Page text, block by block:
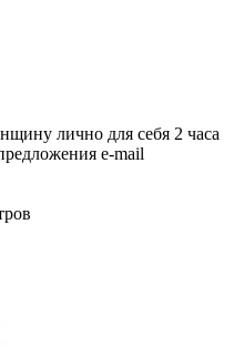
лично для себя 2 часа
e-mail